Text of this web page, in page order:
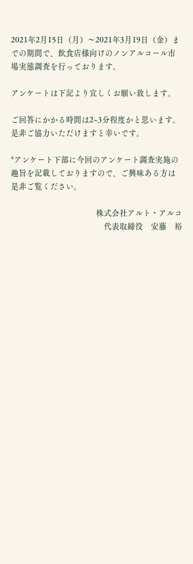
2021年2月15日（月）～2021年3月19日（金）ま
での期間で、飲食店様向けのノンアルコール市
場実態調査を行っております。
アンケートは下記より宜しくお願い致します。
ご回答にかかる時間は2~3分程度かと思います。
是非ご協力いただけますと幸いです。
*アンケート下部に今回のアンケート調査実施の
趣旨を記載しておりますので、ご興味ある方は
是非ご覧ください。
株式会社アルト・アルコ
代表取締役　安藤　裕